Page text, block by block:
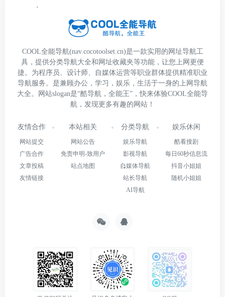
COOL全能导航(nav.cocotoolset.cn)是一款实用的网址导航工
具，提供分类导航大全和网址收藏夹等功能，让您上网更便
捷。为程序员、设计师、自媒体运营等职业群体提供精准职业
导航服务。是兼顾办公，学习，娱乐，生活于一身的上网导航
大全。网站slogan是“酷导航，全能王”，快来体验COOL全能导
航，发现更多有趣的网站！
友情合作
网站提交
广告合作
文章投稿
友情链接
本站相关
网站公告
免责申明-致用户
站点地图
分类导航
娱乐导航
影视导航
自媒体导航
站长导航
AI导航
娱乐休闲
酷看搜剧
每日60秒信息流
抖音小姐姐
随机小姐姐